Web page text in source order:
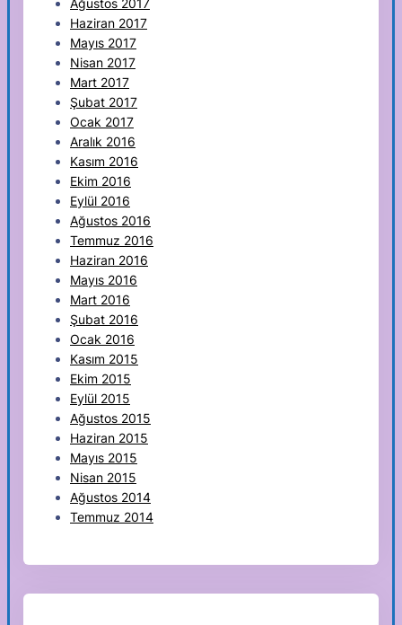
Ağustos 2017
Haziran 2017
Mayıs 2017
Nisan 2017
Mart 2017
Şubat 2017
Ocak 2017
Aralık 2016
Kasım 2016
Ekim 2016
Eylül 2016
Ağustos 2016
Temmuz 2016
Haziran 2016
Mayıs 2016
Mart 2016
Şubat 2016
Ocak 2016
Kasım 2015
Ekim 2015
Eylül 2015
Ağustos 2015
Haziran 2015
Mayıs 2015
Nisan 2015
Ağustos 2014
Temmuz 2014